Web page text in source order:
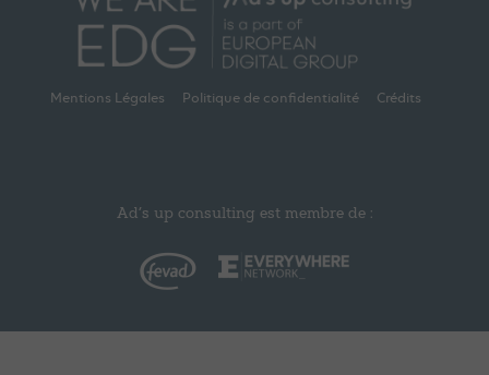
Mentions Légales Politique de confidentialité Crédits
Ad’s up consulting est membre de :